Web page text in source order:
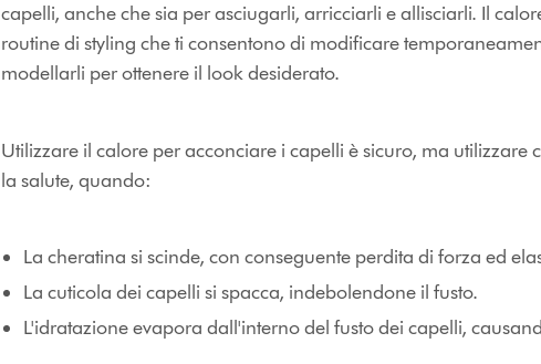
capelli, anche che sia per asciugarli, arricciarli e allisciarli. Il
routine di styling che ti consentono di modificare
modellarli per ottenere il look desiderato.
Utilizzare il calore per acconciare i capelli è sicuro, ma utilizzare
la salute, quando:
La cheratina si scinde, con conseguente perdita di forza ed
La cuticola dei capelli si spacca, indebolendone il fusto.
L'idratazione evapora dall'interno del fusto dei capelli,